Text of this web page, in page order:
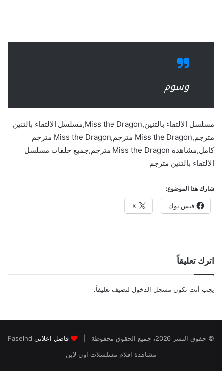
وسوم
مسلسل الالتقاء بالتنين,Miss the Dragon,مسلسل الالتقاء بالتنين
مترجم,Miss the Dragon مترجم,Miss the Dragon مترجم
كامل,مشاهدة Miss the Dragon مترجم,جميع حلقات مسلسل
الالتقاء بالتنين مترجم
شارك هذا الموضوع:
فيس بوك X
اترك تعليقاً
يجب أنت تكون مسجل الدخول لتضيف تعليقاً.
© حقوق النشر 2026، جميع الحقوق محفوظة | فاصل اعلاني Faselhd
مشاهدة افلام مسلسلات اون لاين